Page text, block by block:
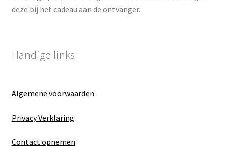
deze bij het cadeau aan de ontvanger.
Handige links
Algemene voorwaarden
Privacy Verklaring
Contact opnemen